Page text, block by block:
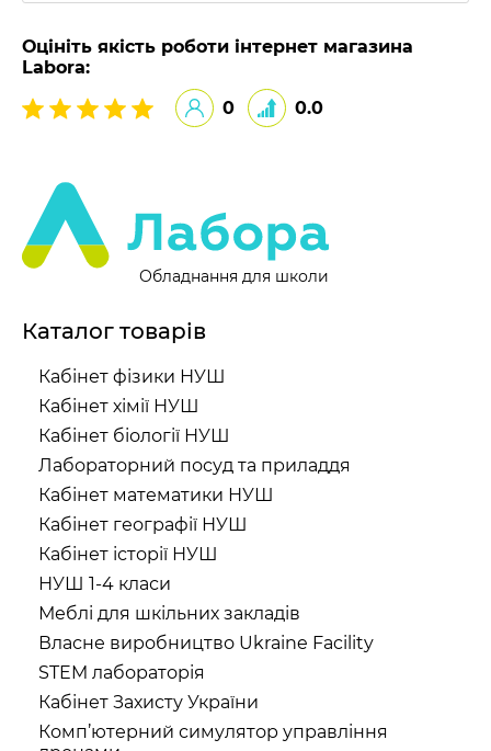
Оцініть якість роботи інтернет магазина
Labora:
0
0.0
Обладнання для школи
Каталог товарів
Кабінет фізики НУШ
Кабінет хімії НУШ
Кабінет біології НУШ
Лабораторний посуд та приладдя
Кабінет математики НУШ
Кабінет географії НУШ
Кабінет історії НУШ
НУШ 1-4 класи
Меблі для шкільних закладів
Власне виробництво Ukraine Facility
STEM лабораторія
Кабінет Захисту України
Комп’ютерний симулятор управління